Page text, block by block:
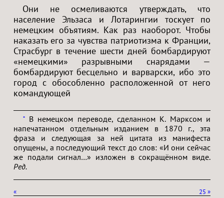
Они не осмеливаются утверждать, что
население Эльзаса и Лотарингии тоскует по
немецким объятиям. Как раз наоборот. Чтобы
наказать его за чувства патриотизма к Франции,
Страсбург в течение шести дней бомбардируют
«немецкими» разрывными снарядами —
бомбардируют бесцельно и варварски, ибо это
город с обособленно расположенной от него
командующей
*В немецком переводе, сделанном К. Марксом и
напечатанном отдельным изданием в 1870 г., эта
фраза и следующая за ней цитата из манифеста
опущены, а последующий текст до слов: «И они сейчас
же подали сигнал…» изложен в сокращённом виде.
Ред.
« »
25